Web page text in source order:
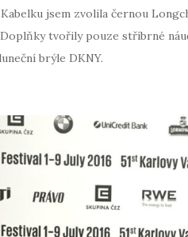
jsem zvolila černou
tvořily pouze stříbrné
brýle DKNY.